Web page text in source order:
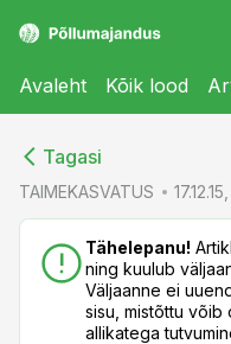
Avaleht Kõik lood
Tagasi
TAIMEKASVATUS
Tähelepanu!
ning kuulub
Väljaanne ei
sisu, mistõttu võib
allikatega